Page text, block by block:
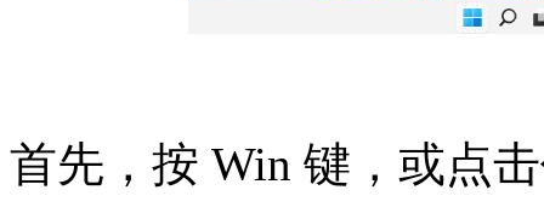
首先，按 Win 键，或点